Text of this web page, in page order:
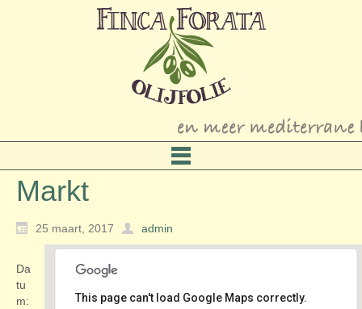
Markt
25 maart, 2017 admin
This page can't load Google Maps correctly.
Da
tu
m: